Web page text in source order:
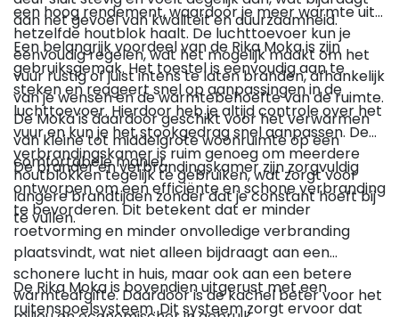
aan het gevoel van kwaliteit en duurzaamheid.
een hoog rendement, waardoor je meer warmte uit
hetzelfde houtblok haalt. De luchttoevoer kun je
eenvoudig regelen, wat het mogelijk maakt om het
vuur rustig of juist intens te laten branden, afhankelijk
van je wensen en de warmtebehoefte van de ruimte.
De Moka is daardoor geschikt voor het verwarmen
van kleine tot middelgrote woonruimte op een
comfortabele manier.
Een belangrijk voordeel van de Rika Moka is zijn
gebruiksgemak. Het toestel is eenvoudig aan te
steken en reageert snel op aanpassingen in de
luchttoevoer. Hierdoor heb je altijd controle over het
vuur en kun je het stookgedrag snel aanpassen. De
verbrandingskamer is ruim genoeg om meerdere
houtblokken tegelijk te gebruiken, wat zorgt voor
langere brandtijden zonder dat je constant hoeft bij
te vullen.
De brander en verbrandingskamer zijn zorgvuldig
ontworpen om een efficiënte en schone verbranding
te bevorderen. Dit betekent dat er minder
roetvorming en minder onvolledige verbranding
plaatsvindt, wat niet alleen bijdraagt aan een
schonere lucht in huis, maar ook aan een betere
warmteafgifte. Daardoor is de kachel beter voor het
De Rika Moka is bovendien uitgerust met een
ruitenspoelsysteem. Dit systeem zorgt ervoor dat